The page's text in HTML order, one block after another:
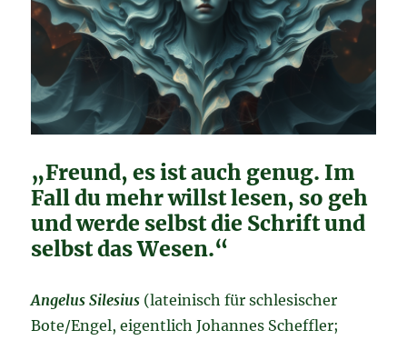
„Freund, es ist auch genug. Im
Fall du mehr willst lesen, so geh
und werde selbst die Schrift und
selbst das Wesen.“
Angelus Silesius (lateinisch für schlesischer
Bote/Engel, eigentlich Johannes Scheffler;